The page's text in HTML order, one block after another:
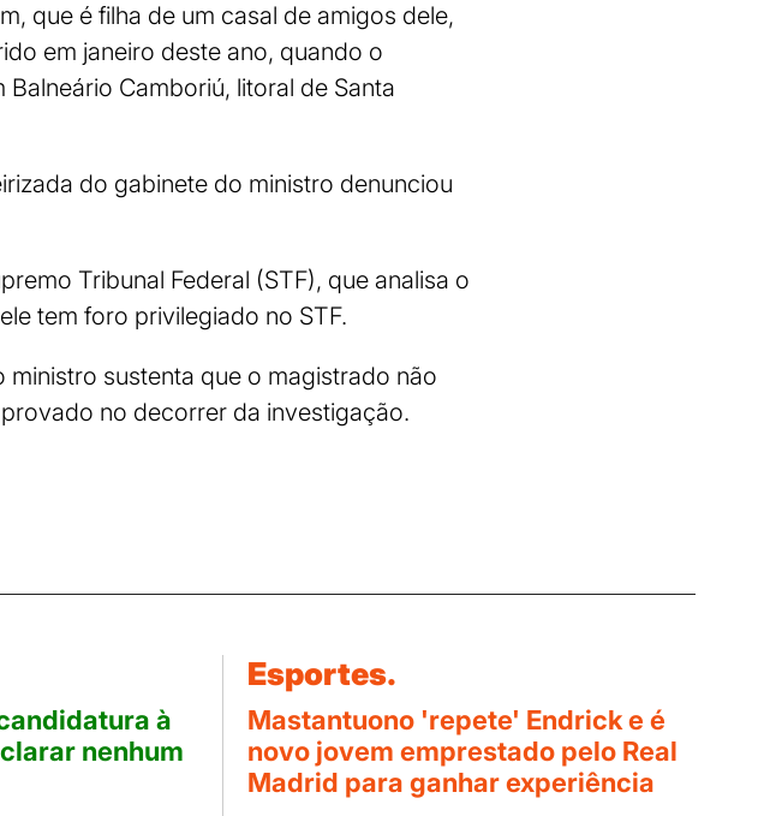
que é filha de um casal de amigos dele,
em janeiro deste ano, quando o
Camboriú, litoral de Santa
do gabinete do ministro denunciou
Tribunal Federal (STF), que analisa o
tem foro privilegiado no STF.
sustenta que o magistrado não
no decorrer da investigação.
à
nenhum
Esportes.
Mastantuono 'repete' Endrick e é
novo jovem emprestado pelo Real
Madrid para ganhar experiência